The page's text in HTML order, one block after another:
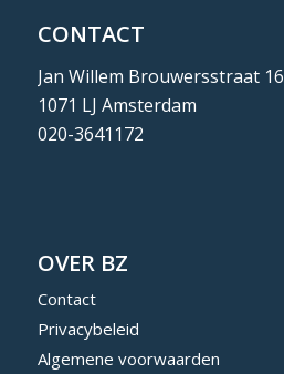
CONTACT
Jan Willem Brouwersstraat 16
1071 LJ Amsterdam
020-3641172
OVER BZ
Contact
Privacybeleid
Algemene voorwaarden